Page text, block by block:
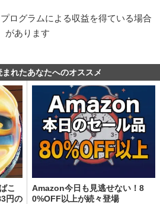
ログラムによる収益を得ている場合
があります
れたあなたへのオススメ
こ
円の
Amazon今日も見逃せない！8
0%OFF以上が続々登場